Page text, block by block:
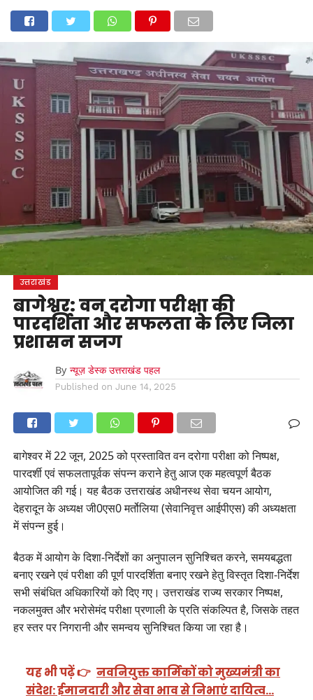
चमोलीटिहरी गढ़वाल
देहरादून
नैनीतालपिथौरागढ़पौड़ी गढ़वाल रुद्रप्रयागहरिद्वारदेशदुनिया
मनोरंजन
उत्तराखंड
बागेश्वर: वन दरोगा परीक्षा की
पारदर्शिता और सफलता के लिए जिला
प्रशासन सजग
By न्यूज़ डेस्क उत्तराखंड पहल
Published on June 14, 2025
बागेश्वर में 22 जून, 2025 को प्रस्तावित वन दरोगा परीक्षा को निष्पक्ष,
पारदर्शी एवं सफलतापूर्वक संपन्न कराने हेतु आज एक महत्वपूर्ण बैठक
आयोजित की गई। यह बैठक उत्तराखंड अधीनस्थ सेवा चयन आयोग,
देहरादून के अध्यक्ष जी0एस0 मर्तोलिया (सेवानिवृत्त आईपीएस) की अध्यक्षता
में संपन्न हुई।
बैठक में आयोग के दिशा-निर्देशों का अनुपालन सुनिश्चित करने, समयबद्धता
बनाए रखने एवं परीक्षा की पूर्ण पारदर्शिता बनाए रखने हेतु विस्तृत दिशा-निर्देश
सभी संबंधित अधिकारियों को दिए गए। उत्तराखंड राज्य सरकार निष्पक्ष,
नकलमुक्त और भरोसेमंद परीक्षा प्रणाली के प्रति संकल्पित है, जिसके तहत
हर स्तर पर निगरानी और समन्वय सुनिश्चित किया जा रहा है।
यह भी पढ़ें 👉 नवनियुक्त कार्मिकों को मुख्यमंत्री का
संदेश: ईमानदारी और सेवा भाव से निभाएं दायित्व…